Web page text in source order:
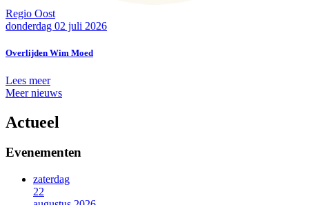
Regio Oost
donderdag 02 juli 2026
Overlijden Wim Moed
Lees meer
Meer nieuws
Actueel
Evenementen
zaterdag
22